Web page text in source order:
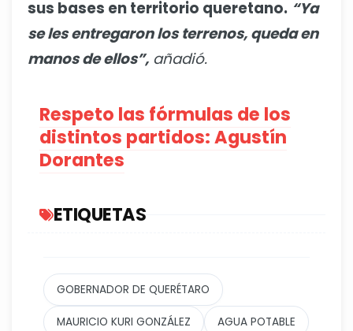
sus bases en territorio queretano. “Ya
se les entregaron los terrenos, queda en
manos de ellos”, añadió.
Respeto las fórmulas de los
distintos partidos: Agustín
Dorantes
ETIQUETAS
GOBERNADOR DE QUERÉTARO
MAURICIO KURI GONZÁLEZ AGUA POTABLE